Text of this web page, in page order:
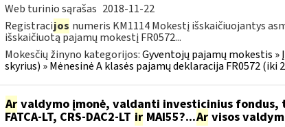
Web turinio sąrašas 2018-11-22
Registracijos numeris KM1114 Mokestį išskaičiuojantys
išskaičiuotą pajamų mokestį FR0572...
Mokesčių žinyno kategorijos:Gyventojų pajamų mokestis
skyrius) » Mėnesinė A klasės pajamų deklaracija FR0572 (iki
Arvaldymo įmonė, valdanti investicinius fondus,
FATCA-LT, CRS-DAC2-LT irMAI55?...Arvisos